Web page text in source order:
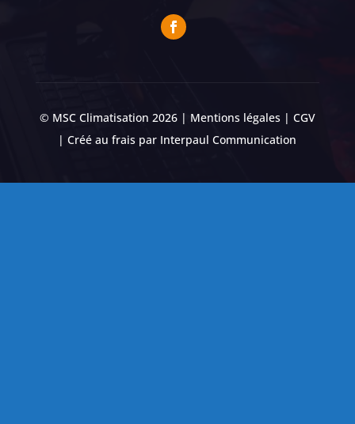
© MSC Climatisation 2026 | Mentions légales| CGV
| Créé au frais par Interpaul Communication